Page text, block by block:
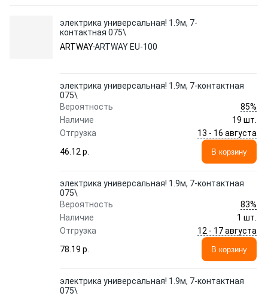
электрика универсальная! 1.9м, 7-
контактная 075\
ARTWAYARTWAY EU-100
электрика универсальная! 1.9м, 7-контактная
075\
Вероятность
85%
Наличие
19 шт.
Отгрузка
13 - 16 августа
46.12 p.
В корзину
электрика универсальная! 1.9м, 7-контактная
075\
Вероятность
83%
Наличие
1 шт.
Отгрузка
12 - 17 августа
78.19 p.
В корзину
электрика универсальная! 1.9м, 7-контактная
075\